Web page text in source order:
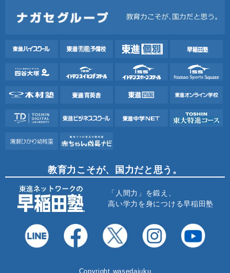
教育力こそが、国力だと思う。
「人間力」を鍛え、
高い学力を身につける早稲田塾
Copyright wasedajuku